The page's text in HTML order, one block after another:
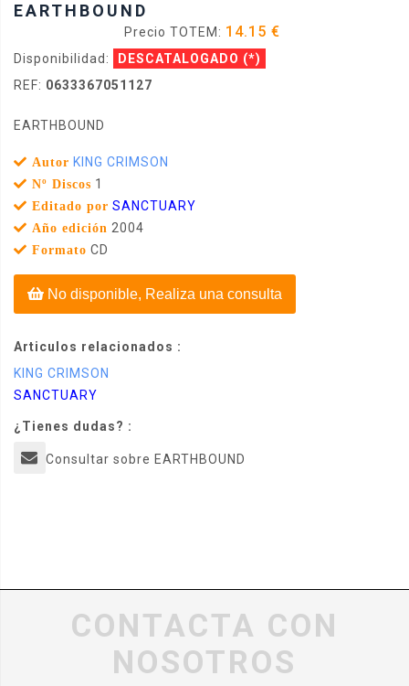
EARTHBOUND
Precio TOTEM: 14.15 €
Disponibilidad: DESCATALOGADO (*)
REF: 0633367051127
EARTHBOUND
Autor KING CRIMSON
Nº Discos 1
Editado por SANCTUARY
Año edición 2004
Formato CD
No disponible, Realiza una consulta
Articulos relacionados :
KING CRIMSON
SANCTUARY
¿Tienes dudas? :
Consultar sobre EARTHBOUND
CONTACTA CON
NOSOTROS